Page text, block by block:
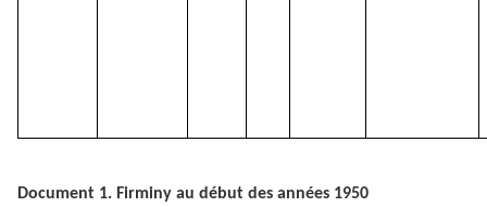
Document 1. Firminy au début des années 1950